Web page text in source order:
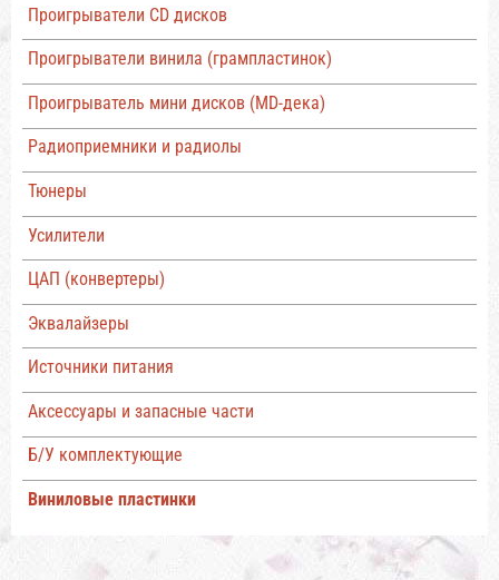
Проигрыватели CD дисков
Проигрыватели винила (грампластинок)
Проигрыватель мини дисков (MD-дека)
Радиоприемники и радиолы
Тюнеры
Усилители
ЦАП (конвертеры)
Эквалайзеры
Источники питания
Аксессуары и запасные части
Б/У комплектующие
Виниловые пластинки